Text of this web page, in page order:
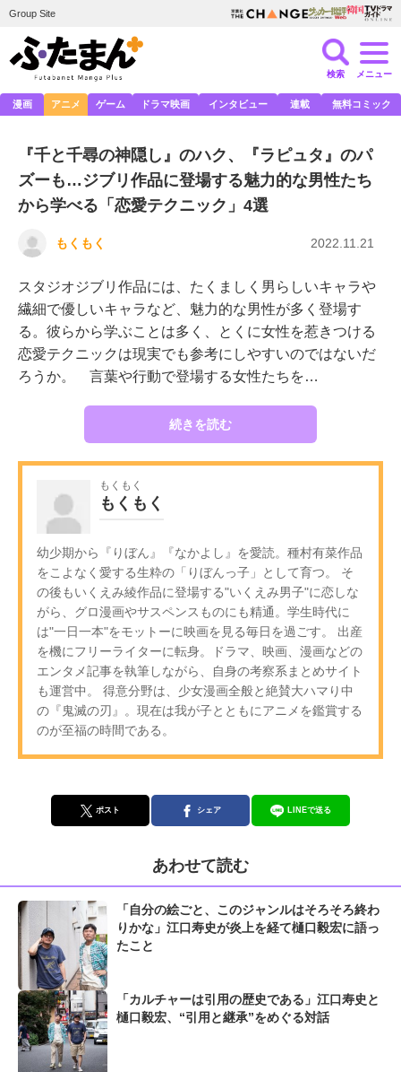
Group Site
検索 メニュー
漫画 アニメ ゲーム ドラマ映画 インタビュー 連載 無料コミック
『千と千尋の神隠し』のハク、『ラピュタ』のパ
ズーも…ジブリ作品に登場する魅力的な男性たち
から学べる「恋愛テクニック」4選
もくもく 2022.11.21
スタジオジブリ作品には、たくましく男らしいキャラや
繊細で優しいキャラなど、魅力的な男性が多く登場す
る。彼らから学ぶことは多く、とくに女性を惹きつける
恋愛テクニックは現実でも参考にしやすいのではないだ
ろうか。 言葉や行動で登場する女性たちを…
続きを読む
もくもく
もくもく
幼少期から『りぼん』『なかよし』を愛読。種村有菜作品
をこよなく愛する生粋の「りぼんっ子」として育つ。 そ
の後もいくえみ綾作品に登場する"いくえみ男子"に恋しな
がら、グロ漫画やサスペンスものにも精通。学生時代に
は"一日一本"をモットーに映画を見る毎日を過ごす。 出産
を機にフリーライターに転身。ドラマ、映画、漫画などの
エンタメ記事を執筆しながら、自身の考察系まとめサイト
も運営中。 得意分野は、少女漫画全般と絶賛大ハマり中
の『鬼滅の刃』。現在は我が子とともにアニメを鑑賞する
のが至福の時間である。
ポスト シェア LINEで送る
あわせて読む
「自分の絵ごと、このジャンルはそろそろ終わ
りかな」江口寿史が炎上を経て樋口毅宏に語っ
たこと
「カルチャーは引用の歴史である」江口寿史と
樋口毅宏、“引用と継承”をめぐる対話